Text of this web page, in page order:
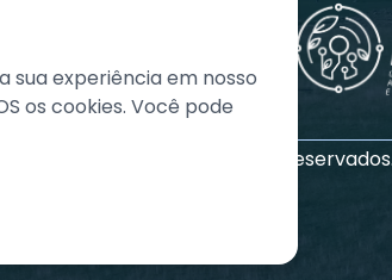
Grupo REAL. Todos os direitos reservados.
sua experiência em nosso
os cookies. Você pode